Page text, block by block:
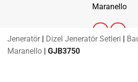
Maranello
Jeneratör | Dizel Jeneratör Setleri |
Maranello | GJB3750